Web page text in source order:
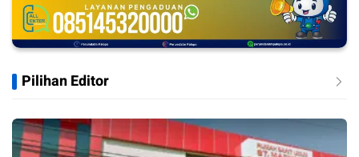
Pilihan Editor